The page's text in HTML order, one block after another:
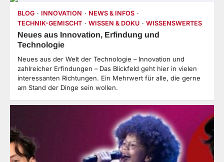
BLOG INNOVATION
NEWS & INFOS
TECHNIK-GEMISCHT
WISSEN & DOKU WISSENSWERTES
Neues aus Innovation, Erfindung und
Technologie
Neues aus der Welt der Technologie – Innovation und
zahlreicher Erfindungen – Das Blickfeld geht hier in vielen
interessanten Richtungen. Ein Mehrwert für alle, die gerne
am Stand der Dinge sein wollen.